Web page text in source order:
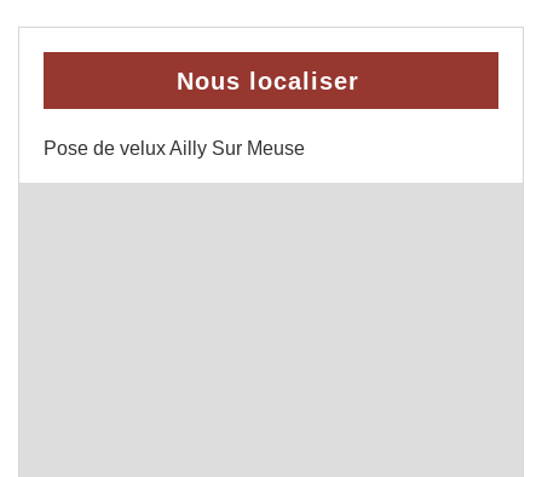
Nous localiser
Pose de velux Ailly Sur Meuse